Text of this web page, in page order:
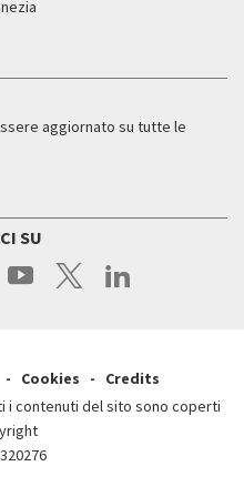
aggiornato su tutte le
SU
Cookies
Credits
i contenuti del sito sono coperti